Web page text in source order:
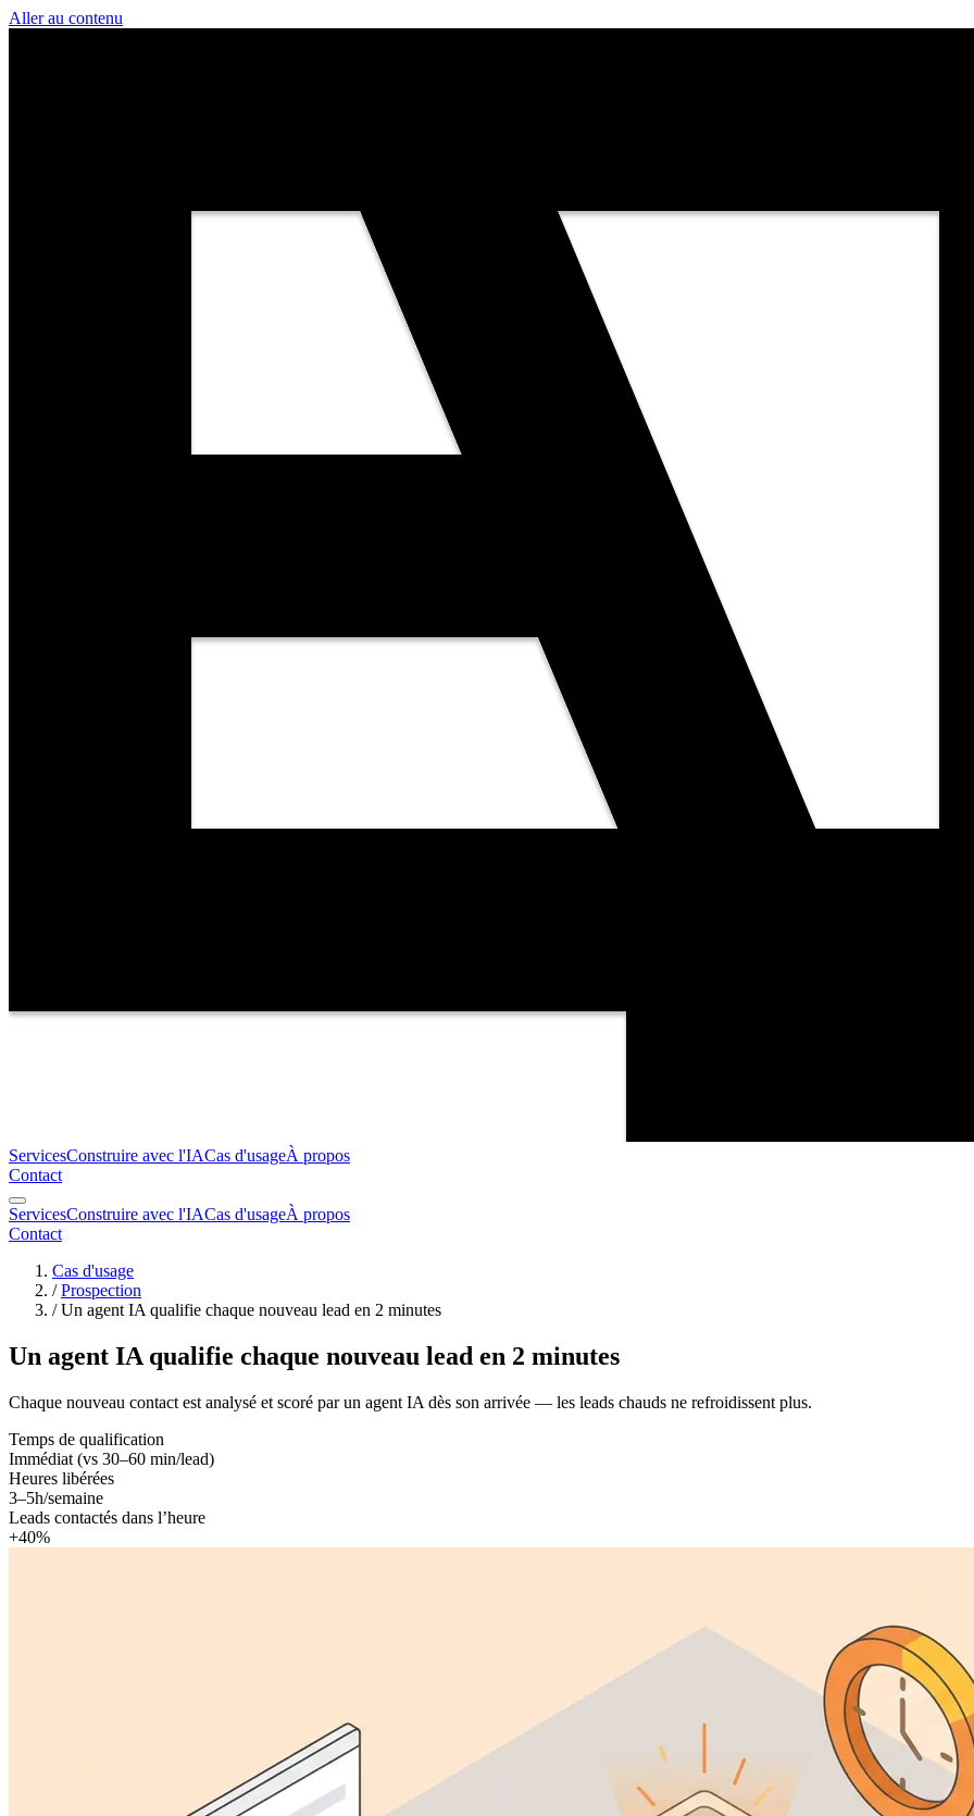
Aller au contenu
ServicesConstruire avec l'IACas d'usageÀ propos
Contact
ServicesConstruire avec l'IACas d'usageÀ propos
Contact
Cas d'usage
/Prospection
/Un agent IA qualifie chaque nouveau lead en 2 minutes
Un agent IA qualifie chaque nouveau lead en 2 minutes
Chaque nouveau contact est analysé et scoré par un agent IA dès son arrivée — les leads chauds ne refroidissent plus.
Temps de qualification
Immédiat (vs 30–60 min/lead)
Heures libérées
3–5h/semaine
Leads contactés dans l’heure
+40%